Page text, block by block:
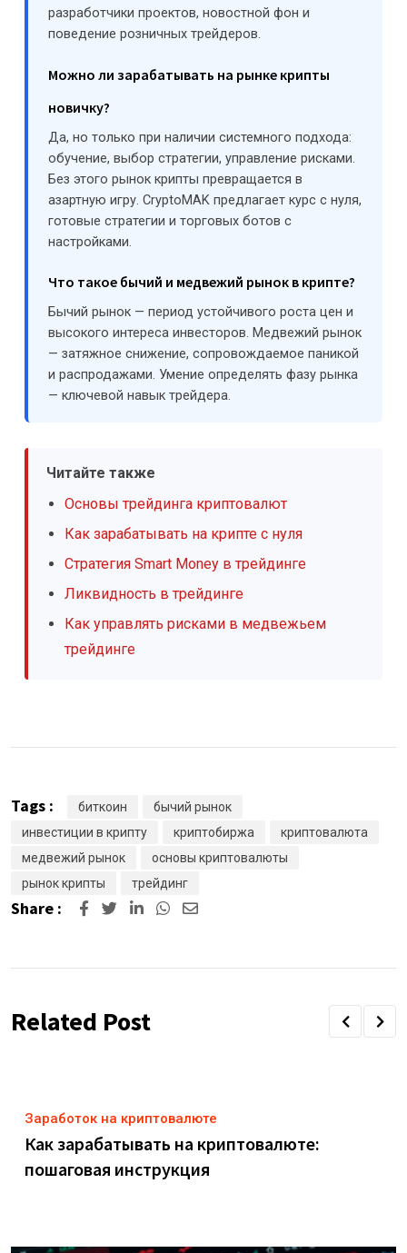
разработчики проектов, новостной фон и
поведение розничных трейдеров.
Можно ли зарабатывать на рынке крипты
новичку?
Да, но только при наличии системного подхода:
обучение, выбор стратегии, управление рисками.
Без этого рынок крипты превращается в
азартную игру. CryptoMAK предлагает курс с нуля,
готовые стратегии и торговых ботов с
настройками.
Что такое бычий и медвежий рынок в крипте?
Бычий рынок — период устойчивого роста цен и
высокого интереса инвесторов. Медвежий рынок
— затяжное снижение, сопровождаемое паникой
и распродажами. Умение определять фазу рынка
— ключевой навык трейдера.
Читайте также
Основы трейдинга криптовалют
Как зарабатывать на крипте с нуля
Стратегия Smart Money в трейдинге
Ликвидность в трейдинге
Как управлять рисками в медвежьем
трейдинге
Tags : биткоин
бычий рынок
инвестиции в крипту
криптобиржа
криптовалюта
медвежий рынок
основы криптовалюты
рынок крипты
трейдинг
Share : LinkedInWhatsapp
Share
Related Post
Заработок на криптовалюте
Как зарабатывать на криптовалюте:
пошаговая инструкция